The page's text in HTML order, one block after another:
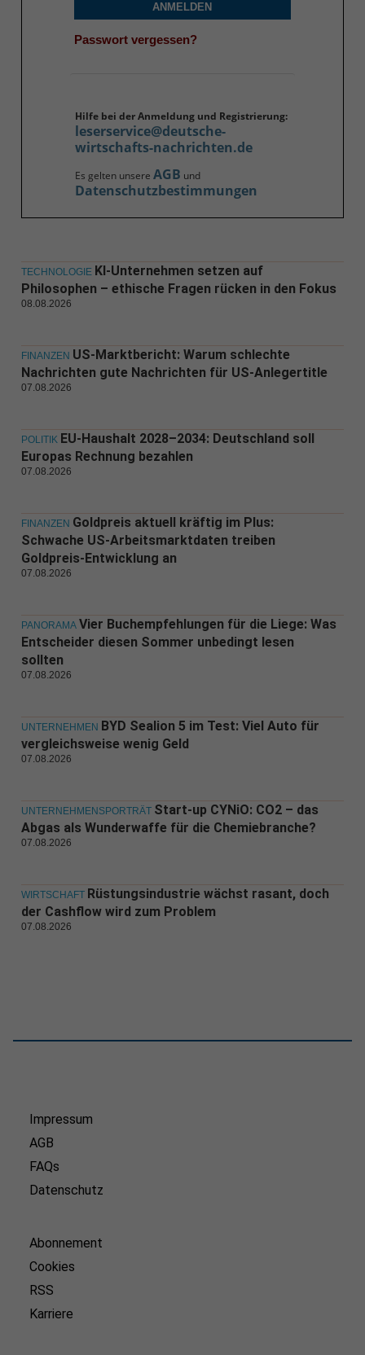
ANMELDEN
Passwort vergessen?
Hilfe bei der Anmeldung und Registrierung:
leserservice@deutsche-
wirtschafts-nachrichten.de
Es gelten unsere AGB und
Datenschutzbestimmungen
TECHNOLOGIE KI-Unternehmen setzen auf
Philosophen – ethische Fragen rücken in den Fokus
08.08.2026
FINANZEN US-Marktbericht: Warum schlechte
Nachrichten gute Nachrichten für US-Anlegertitle
07.08.2026
POLITIK EU-Haushalt 2028–2034: Deutschland soll
Europas Rechnung bezahlen
07.08.2026
FINANZEN Goldpreis aktuell kräftig im Plus:
Schwache US-Arbeitsmarktdaten treiben
Goldpreis-Entwicklung an
07.08.2026
PANORAMA Vier Buchempfehlungen für die Liege: Was
Entscheider diesen Sommer unbedingt lesen
sollten
07.08.2026
UNTERNEHMEN BYD Sealion 5 im Test: Viel Auto für
vergleichsweise wenig Geld
07.08.2026
UNTERNEHMENSPORTRÄT Start-up CYNiO: CO2 – das
Abgas als Wunderwaffe für die Chemiebranche?
07.08.2026
WIRTSCHAFT Rüstungsindustrie wächst rasant, doch
der Cashflow wird zum Problem
07.08.2026
Impressum
AGB
FAQs
Datenschutz
Abonnement
Cookies
RSS
Karriere